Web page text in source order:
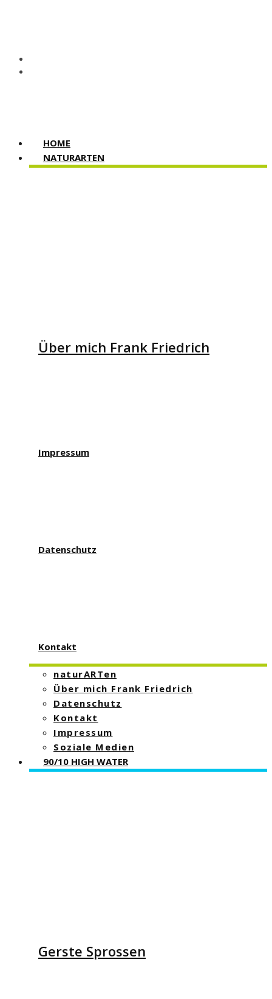
HOME
NATURARTEN
Über mich Frank Friedrich
Impressum
Datenschutz
Kontakt
naturARTen
Über mich Frank Friedrich
Datenschutz
Kontakt
Impressum
Soziale Medien
90/10 HIGH WATER
Gerste Sprossen